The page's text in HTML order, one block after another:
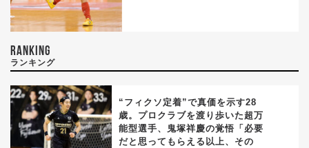
RANKING
ランキング
“フィクソ定着”で真価を示す28
歳。プロクラブを渡り歩いた超万
能型選手、鬼塚祥慶の覚悟「必要
だと思ってもらえる以上、その